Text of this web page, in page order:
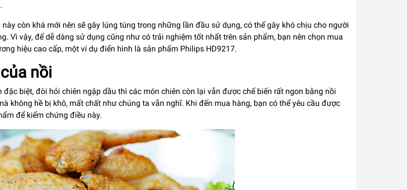
còn khá mới nên sẽ gây lúng túng trong những lần đầu sử dụng, có thể gây khó chịu cho người
Vì vậy, để dễ dàng sử dụng cũng như có trải nghiệm tốt nhất trên sản phẩm, bạn nên chọn mua
hiệu cao cấp, một ví dụ điển hình là sản phẩm Philips HD9217.
nồi
đặc biệt, đòi hỏi chiên ngập dầu thì các món chiên còn lại vẫn được chế biến rất ngon bằng nồi
không hề bị khô, mất chất như chúng ta vẫn nghĩ. Khi đến mua hàng, bạn có thể yêu cầu được
để kiểm chứng điều này.